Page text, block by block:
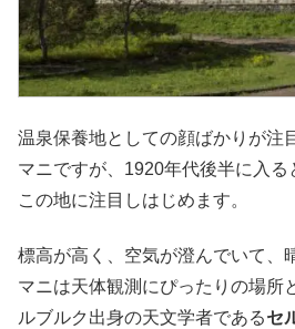
温泉保養地としての顔ばかりが注
マニですが、1920年代後半に入
この地に注目しはじめます。
標高が高く、空気が澄んでいて、
マニは天体観測にぴったりの場所
ルブルク出身の天文学者であるセ